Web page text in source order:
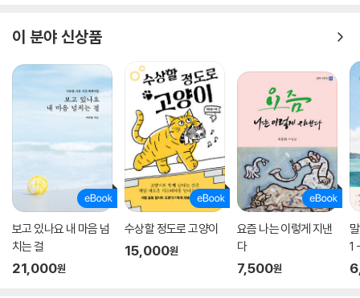
이 분야 신상품
보고 있나요 내 마음 넘
치는 걸
21,000원
수상할 정도로 고양이
15,000원
요즘 나는 이렇게 지낸
다
7,500원
1